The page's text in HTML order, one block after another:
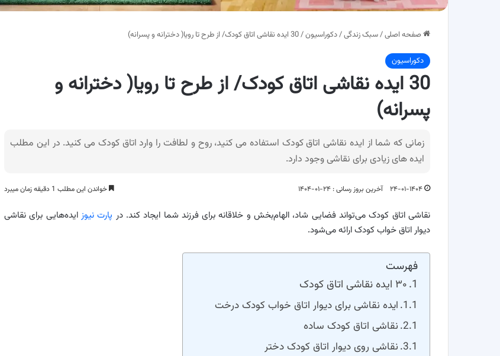
صفحه اصلی/سبک زندگی/دکوراسیون/30 ایده نقاشی اتاق کودک/ از طرح تا رویا( دخترانه و پسرانه)
دکوراسیون
30 ایده نقاشی اتاق کودک/ از طرح تا رویا( دخترانه و
پسرانه)
زمانی که شما از ایده نقاشی اتاق کودک استفاده می کنید، روح و لطافت را وارد اتاق کودک می کنید. در این مطلب
ایده های زیادی برای نقاشی وجود دارد.
۲۴-۰۱-۱۴۰۴ آخرین بروز رسانی : ۲۴-۰۱-۱۴۰۴ خواندن این مطلب 1 دقیقه زمان میبرد
نقاشی اتاق کودک می‌تواند فضایی شاد، الهام‌بخش و خلاقانه برای فرزند شما ایجاد کند. در پارت نیوز ایده‌هایی برای نقاشی
دیوار اتاق خواب کودک ارائه می‌شود.
فهرست
۳۰ ایده نقاشی اتاق کودک
ایده نقاشی برای دیوار اتاق خواب کودک درخت
نقاشی اتاق کودک ساده
نقاشی روی دیوار اتاق کودک دختر